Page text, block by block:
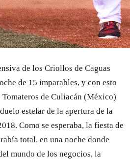
de los Criollos de Caguas
de 15 imparables, y con esto
de Culiacán (México)
estelar de la apertura de la
Como se esperaba, la fiesta de
total, en una noche donde
mundo de los negocios, la